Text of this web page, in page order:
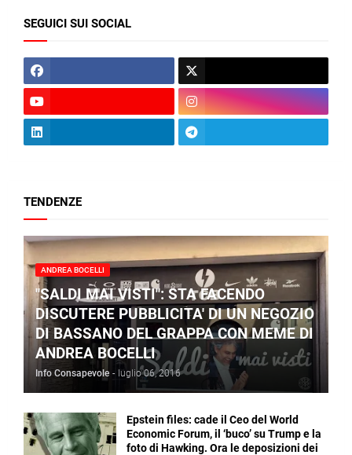
SEGUICI SUI SOCIAL
TENDENZE
ANDREA BOCELLI
"SALDI MAI VISTI": STA FACENDO
DISCUTERE PUBBLICITA' DI UN NEGOZIO
DI BASSANO DEL GRAPPA CON MEME DI
ANDREA BOCELLI
Info Consapevole - luglio 06, 2016
Epstein files: cade il Ceo del World
Economic Forum, il ‘buco’ su Trump e la
foto di Hawking. Ora le deposizioni dei